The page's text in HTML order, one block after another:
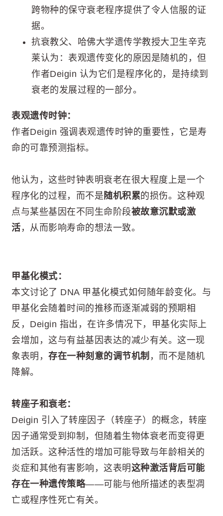
跨物种的保守衰老程序提供了令人信服的证
据。
抗衰教父、哈佛大学遗传学教授大卫生辛克
莱认为：表观遗传变化的原因是随机的，但
作者Deigin 认为它们是程序化的，是持续到
衰老的发展过程的一部分。
表观遗传时钟：
作者Deigin 强调表观遗传时钟的重要性，它是寿
命的可靠预测指标。
他认为，这些时钟表明衰老在很大程度上是一个
程序化的过程，而不是 随机积累的损伤。这种观
点与某些基因在不同生命阶段被故意沉默或激
活 ，从而影响寿命的想法一致。
甲基化模式：
本文讨论了 DNA 甲基化模式如何随年龄变化。与
甲基化会随着时间的推移而逐渐减弱的预期相
反，Deigin 指出，在许多情况下，甲基化实际上
会增加，这与有益基因表达的减少有关。这一现
象表明， 存在一种刻意的调节机制 ，而不是随机
降解。
转座子和衰老：
Deigin 引入了转座因子（转座子）的概念，转座
因子通常受到抑制，但随着生物体衰老而变得更
加活跃。这种活性的增加可能导致与年龄相关的
炎症和其他有害影响，这表明这种激活背后可能
存在一种遗传策略——可能与他所描述的表型凋
亡或程序性死亡有关。